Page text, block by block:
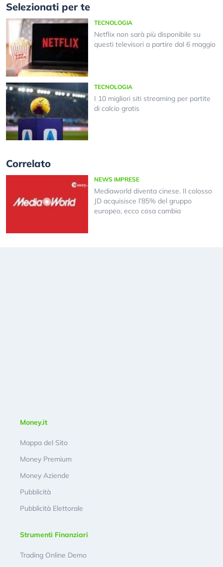
Selezionati per te
TECNOLOGIA
Netflix non sarà più disponibile su
questi televisori a partire dal 6 maggio
TECNOLOGIA
I 10 migliori siti streaming per partite
di calcio gratis
Correlato
NEWS IMPRESE
Mediaworld diventa cinese. Il colosso
JD acquisisce l’85% del gruppo
europeo, ecco cosa cambia
Money.it
Mappa del Sito
Money Premium
Money Aziende
Pubblicità
Pubblicità Elettorale
Strumenti Finanziari
Trading Online Demo